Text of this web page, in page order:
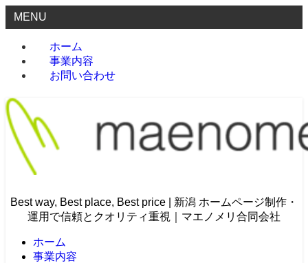
MENU
ホーム
事業内容
お問い合わせ
Best way, Best place, Best price | 新潟 ホームページ制作・
運用で信頼とクオリティ重視｜マエノメリ合同会社
ホーム
事業内容